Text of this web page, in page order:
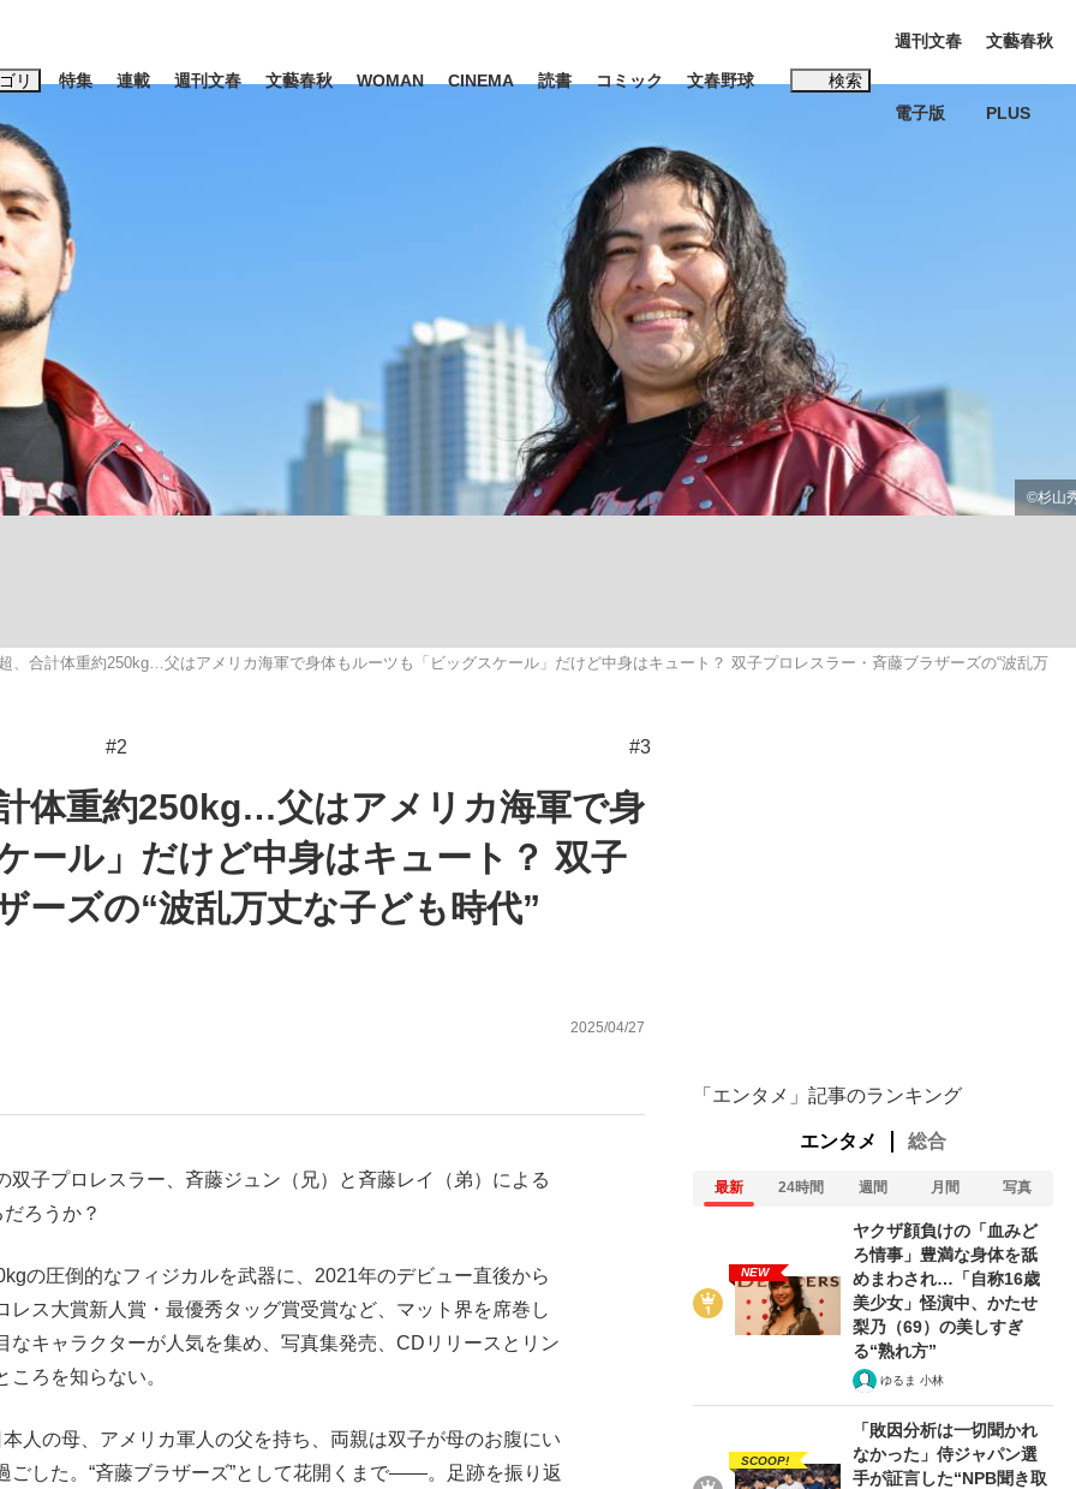
リ
明かした日本代表監督に... 「最悪の空気のまま解散」WBC日本代表“敗戦”の真実 選手が明かす...
選手が証言した“NPB聞... 「クマが悪者扱いされているのが悲しい」『北の国から』倉本聰氏（91...
もっと見る
特集
観る将棋、読む将棋
連載 週刊文春 文藝春秋 WOMAN CINEMA 読書 コミック 文春野球 検索
ワードタグ一覧
輝 #高市早苗
#松田聖子
亀和田武
週刊文春
電子版
文藝春秋
PLUS
、合計体重約250kg…父はアメリカ海軍で身体もルーツも「ビッグスケール」だけど中身はキュート？ 双子プロレスラー・斉藤ブラザーズの“波乱万
#2 #3
体重約250kg…父はアメリカ海軍で身
ール」だけど中身はキュート？ 双子
ーズの“波乱万丈な子ども時代”
2025/04/27
子プロレスラー、斉藤ジュン（兄）と斉藤レイ（弟）による
だろうか？
の圧倒的なフィジカルを武器に、2021年のデビュー直後から
ス大賞新人賞・最優秀タッグ賞受賞など、マット界を席巻し
なキャラクターが人気を集め、写真集発売、CDリリースとリン
ろを知らない。
の母、アメリカ軍人の父を持ち、両親は双子が母のお腹にい
ごした。“斉藤ブラザーズ”として花開くまで――。足跡を振り返
「エンタメ」記事のランキング
エンタメ 総合
最新 24時間 週間 月間 写真
NEW
ヤクザ顔負けの「血みど
ろ情事」豊満な身体を舐
めまわされ…「自称16歳
美少女」怪演中、かたせ
梨乃（69）の美しすぎ
る“熟れ方”
ゆるま 小林
SCOOP!
「敗因分析は一切聞かれ
なかった」侍ジャパン選
手が証言した“NPB聞き取